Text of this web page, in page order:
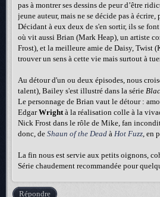
pas à montrer ses dessins de peur d’être
jeune auteur, mais ne se décide pas à
Décidant à eux deux de s'en sortir, ils se
où vit aussi Brian (Mark Heap), un artiste
Frost), et la meilleure amie de Daisy, Twist
trouver un sens à cette vie mais surtout à
Au détour d'un ou deux épisodes, nous
talent), Bailey s'est illustré dans la série
Le personnage de Brian vaut le détour :
EdgarWrightà la réalisation colle à la
Nick Frost dans le rôle de Mike, fan
donc, de Shaun of the Dead à Hot Fuzz, en
La fin nous est servie aux petits oignons,
Série chaudement recommandée pour
Répondre